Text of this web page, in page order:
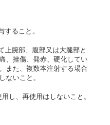
ること。
腕部、腹部又は大腿部と
、挫傷、発赤、硬化してい
また、複数本注射する場合
ないこと。
し、再使用はしないこと。